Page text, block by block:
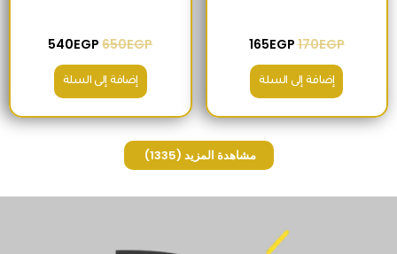
170EGP
165EGP
إضافة إلى السلة
650EGP
540EGP
إضافة إلى السلة
مشاهدة المزيد (1335)